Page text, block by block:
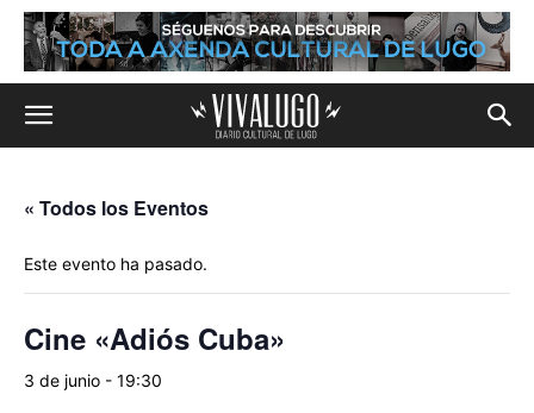
« Todos los Eventos
Este evento ha pasado.
Cine «Adiós Cuba»
3 de junio - 19:30